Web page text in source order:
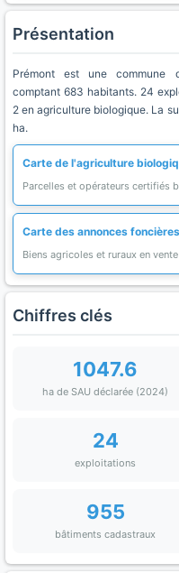
Présentation
Prémont est une commune
comptant 683 habitants. 24
2 en agriculture biologique. La
ha.
Carte de l'agriculture
Parcelles et opérateurs certifiés
Carte des annonces foncières
Biens agricoles et ruraux en vente
Chiffres clés
1047.6
ha de SAU déclarée (2024)
24
exploitations
955
bâtiments cadastraux